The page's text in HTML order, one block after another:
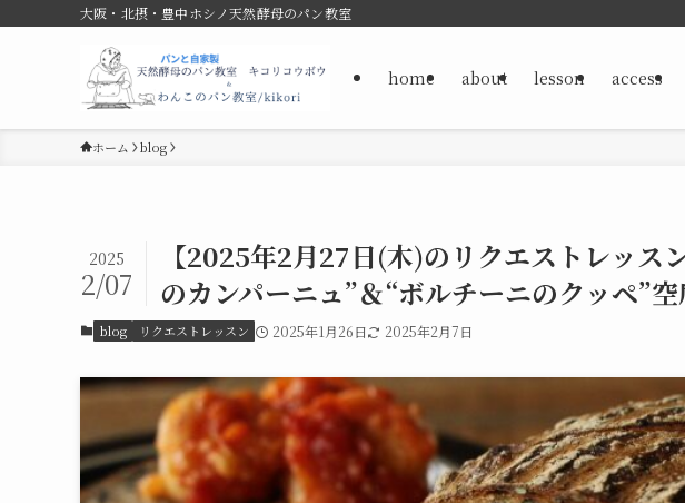
大阪・北摂・豊中ホシノ天然酵母のパン教室
home about lesson access
ホーム blog
【2025年2月27日(木)のリクエストレッ
のカンパーニュ”＆“ボルチーニのクッペ”
2025
2/07
blog リクエストレッスン 2025年1月26日 2025年2月7日